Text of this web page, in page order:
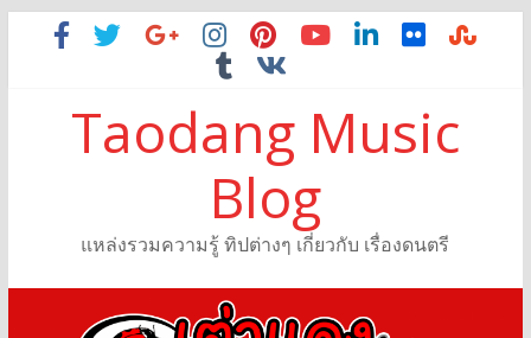
Taodang Music
Blog
แหล่งรวมความรู้ ทิปต่างๆ เกี่ยวกับ เรื่องดนตรี